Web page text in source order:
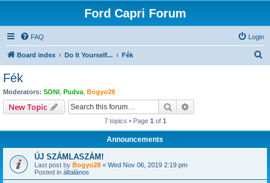
Ford Capri Forum
FAQ Login
Board index Do It Yourself... Fék
Fék
Moderators: SONI Pudva Bogyo28
New Topic Search
7 topics • Page 1 of 1
Announcements
ÚJ SZÁMLASZÁM!
Last post by Bogyo28 « Wed Nov 06, 2019 2:19 pm
Posted in általános